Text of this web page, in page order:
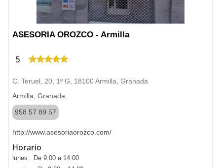
ASESORIA OROZCO - Armilla
5
C. Teruel, 20, 1º G, 18100 Armilla, Granada
Armilla, Granada
958 57 89 57
http://www.asesoriaorozco.com/
Horario
lunes: De 9:00 a 14:00